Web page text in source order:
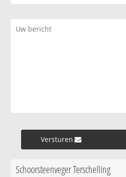
Versturen »
Schoorsteenveger Terschelling